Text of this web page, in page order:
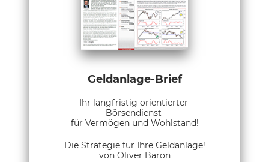
Geldanlage-Brief
Ihr langfristig orientierter
Börsendienst
für Vermögen und Wohlstand!
Die Strategie für Ihre Geldanlage!
von Oliver Baron